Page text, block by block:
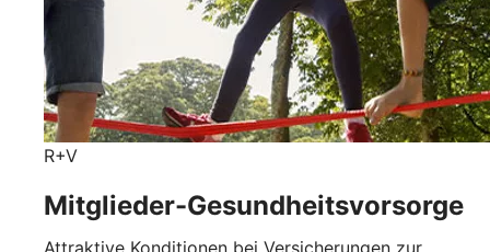
R+V
Mitglieder-Gesundheits­vorsorge